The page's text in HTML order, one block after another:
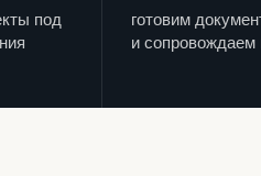
под
готовим
и сопровождаем